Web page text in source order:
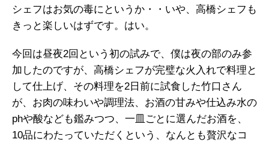
シェフはお気の毒にというか・・いや、高橋シェフも
きっと楽しいはずです。はい。
今回は昼夜2回という初の試みで、僕は夜の部のみ参
加したのですが、高橋シェフが完璧な火入れで料理と
して仕上げ、その料理を2日前に試食した竹口さん
が、お肉の味わいや調理法、お酒の甘みや仕込み水の
phや酸なども鑑みつつ、一皿ごとに選んだお酒を、
10品にわたっていただくという、なんとも贅沢なコ